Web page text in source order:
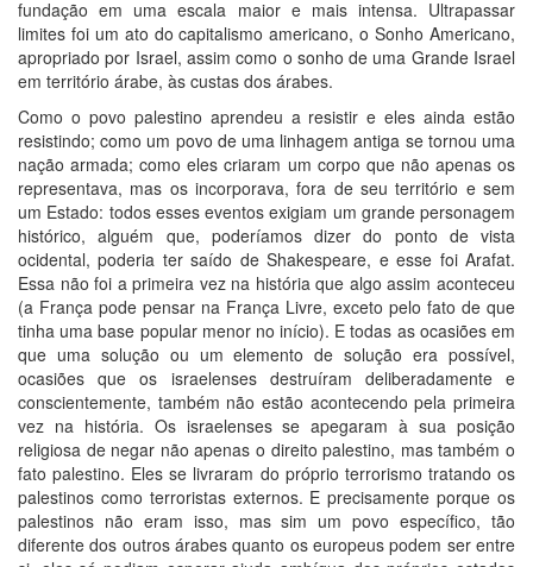
fundação em uma escala maior e mais intensa. Ultrapassar
limites foi um ato do capitalismo americano, o Sonho Americano,
apropriado por Israel, assim como o sonho de uma Grande Israel
em território árabe, às custas dos árabes.
Como o povo palestino aprendeu a resistir e eles ainda estão
resistindo; como um povo de uma linhagem antiga se tornou uma
nação armada; como eles criaram um corpo que não apenas os
representava, mas os incorporava, fora de seu território e sem
um Estado: todos esses eventos exigiam um grande personagem
histórico, alguém que, poderíamos dizer do ponto de vista
ocidental, poderia ter saído de Shakespeare, e esse foi Arafat.
Essa não foi a primeira vez na história que algo assim aconteceu
(a França pode pensar na França Livre, exceto pelo fato de que
tinha uma base popular menor no início). E todas as ocasiões em
que uma solução ou um elemento de solução era possível,
ocasiões que os israelenses destruíram deliberadamente e
conscientemente, também não estão acontecendo pela primeira
vez na história. Os israelenses se apegaram à sua posição
religiosa de negar não apenas o direito palestino, mas também o
fato palestino. Eles se livraram do próprio terrorismo tratando os
palestinos como terroristas externos. E precisamente porque os
palestinos não eram isso, mas sim um povo específico, tão
diferente dos outros árabes quanto os europeus podem ser entre